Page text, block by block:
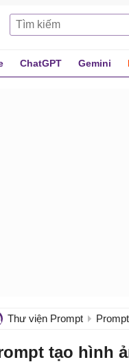
ChatGPT Gemini
Thư viện Prompt
tạo hình